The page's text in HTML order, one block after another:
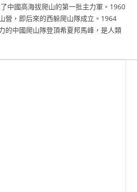
中國高海拔爬山的第一批主力軍。1960
營，即后來的西躲爬山隊成立。1964
的中國爬山隊登頂希夏邦馬峰，是人類